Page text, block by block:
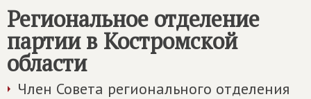
Региональное отделение
партии в Костромской
области
Член Совета регионального отделения